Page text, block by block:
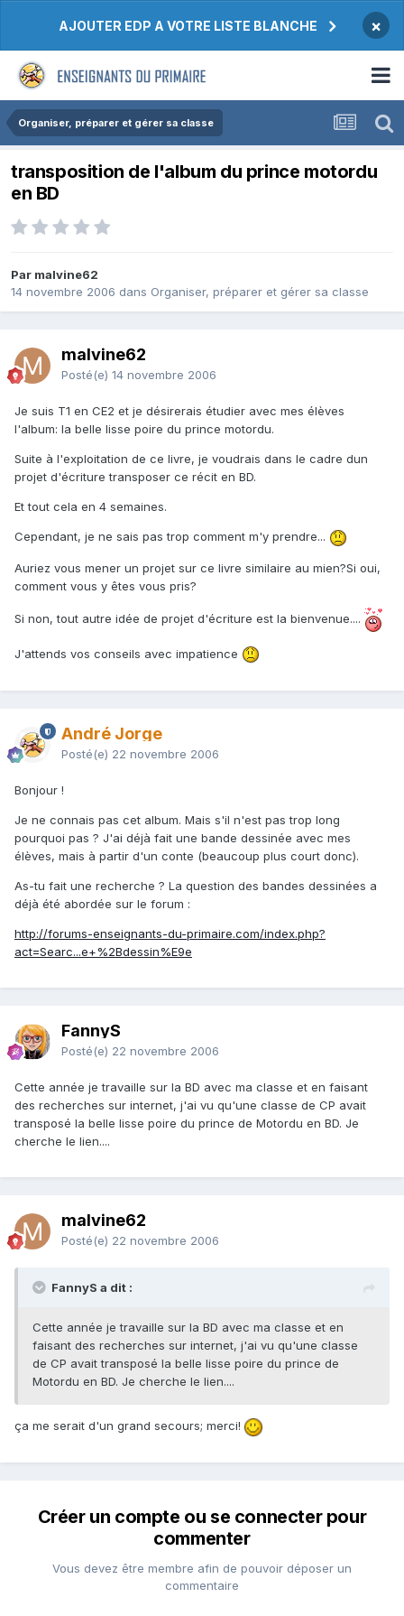
AJOUTER EDP A VOTRE LISTE BLANCHE ×
Organiser, préparer et gérer sa classe
transposition de l'album du prince motordu
en BD
Par malvine62
14 novembre 2006 dans Organiser, préparer et gérer sa classe
malvine62
Posté(e) 14 novembre 2006
Je suis T1 en CE2 et je désirerais étudier avec mes élèves
l'album: la belle lisse poire du prince motordu.
Suite à l'exploitation de ce livre, je voudrais dans le cadre dun
projet d'écriture transposer ce récit en BD.
Et tout cela en 4 semaines.
Cependant, je ne sais pas trop comment m'y prendre...
Auriez vous mener un projet sur ce livre similaire au mien?Si oui,
comment vous y êtes vous pris?
Si non, tout autre idée de projet d'écriture est la bienvenue....
J'attends vos conseils avec impatience
André Jorge
Posté(e) 22 novembre 2006
Bonjour !
Je ne connais pas cet album. Mais s'il n'est pas trop long
pourquoi pas ? J'ai déjà fait une bande dessinée avec mes
élèves, mais à partir d'un conte (beaucoup plus court donc).
As-tu fait une recherche ? La question des bandes dessinées a
déjà été abordée sur le forum :
http://forums-enseignants-du-primaire.com/index.php?
act=Searc...e+%2Bdessin%E9e
FannyS
Posté(e) 22 novembre 2006
Cette année je travaille sur la BD avec ma classe et en faisant
des recherches sur internet, j'ai vu qu'une classe de CP avait
transposé la belle lisse poire du prince de Motordu en BD. Je
cherche le lien....
malvine62
Posté(e) 22 novembre 2006
FannyS a dit :
Cette année je travaille sur la BD avec ma classe et en
faisant des recherches sur internet, j'ai vu qu'une classe
de CP avait transposé la belle lisse poire du prince de
Motordu en BD. Je cherche le lien....
ça me serait d'un grand secours; merci!
Créer un compte ou se connecter pour
commenter
Vous devez être membre afin de pouvoir déposer un
commentaire